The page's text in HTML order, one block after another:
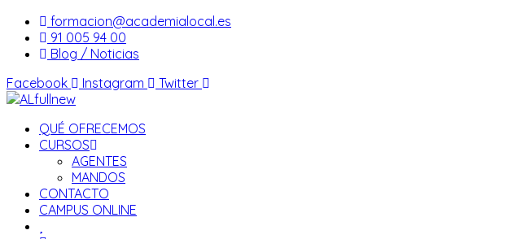
Saltar
contenido
formacion@academialocal.es
91 005 94 00
Blog / Noticias
Facebook
Instagram Twitter
QUÉ OFRECEMOS
CURSOS
AGENTES
MANDOS
CONTACTO
CAMPUS ONLINE